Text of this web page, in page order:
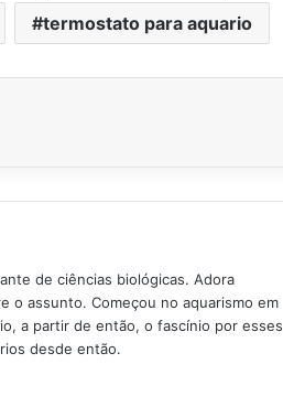
termostato para aquario
de ciências biológicas. Adora
o assunto. Começou no aquarismo em
a partir de então, o fascínio por esses
desde então.